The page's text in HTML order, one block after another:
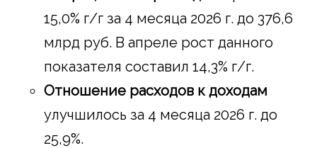
15,0% г/г за 4 месяца 2026 г. до 376,6
млрд руб. В апреле рост данного
показателя составил 14,3% г/г.
Отношение расходов к доходам
улучшилось за 4 месяца 2026 г. до
25,9%.